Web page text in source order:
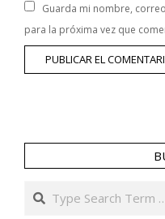
Guarda mi nombre,
para la próxima vez que
Search